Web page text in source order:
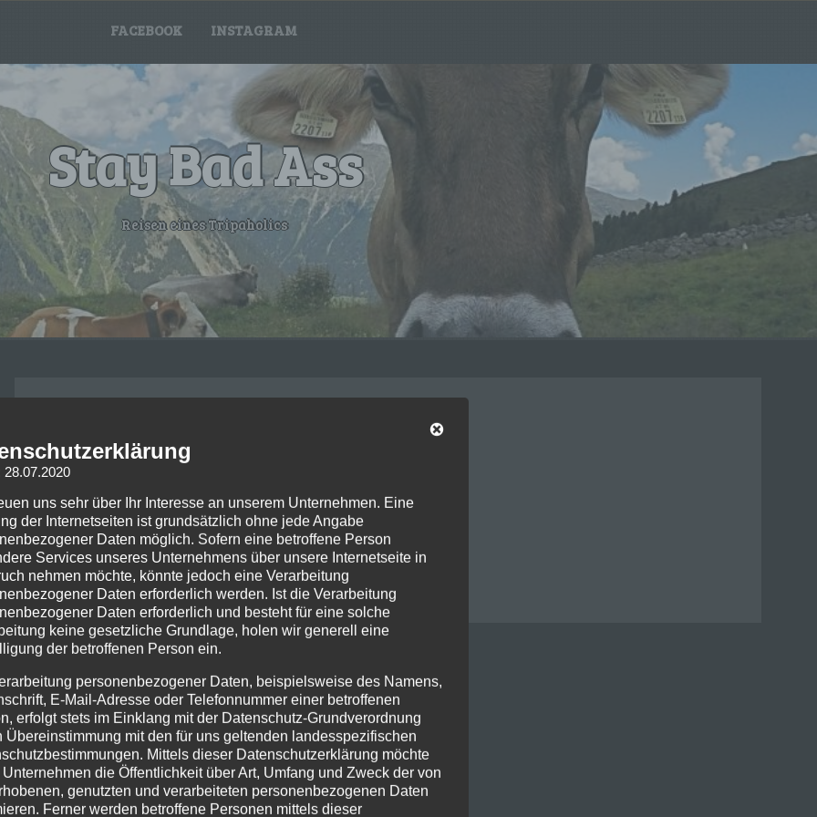
FACEBOOK INSTAGRAM
Stay Bad Ass
Reisen eines Tripaholics
28.07.2020
uns sehr über Ihr Interesse an unserem Unternehmen. Eine
der Internetseiten ist grundsätzlich ohne jede Angabe
Daten möglich. Sofern eine betroffene Person
Services unseres Unternehmens über unsere Internetseite in
nehmen möchte, könnte jedoch eine Verarbeitung
Daten erforderlich werden. Ist die Verarbeitung
Daten erforderlich und besteht für eine solche
keine gesetzliche Grundlage, holen wir generell eine
der betroffenen Person ein.
personenbezogener Daten, beispielsweise des Namens,
E-Mail-Adresse oder Telefonnummer einer betroffenen
erfolgt stets im Einklang mit der Datenschutz-Grundverordnung
Übereinstimmung mit den für uns geltenden landesspezifischen
Mittels dieser Datenschutzerklärung möchte
Unternehmen die Öffentlichkeit über Art, Umfang und Zweck der von
genutzten und verarbeiteten personenbezogenen Daten
Ferner werden betroffene Personen mittels dieser